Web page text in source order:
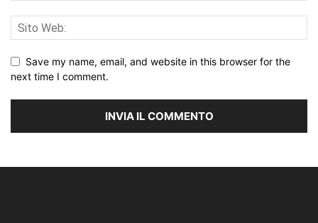
Save my name, email, and website in this browser for the
next time I comment.